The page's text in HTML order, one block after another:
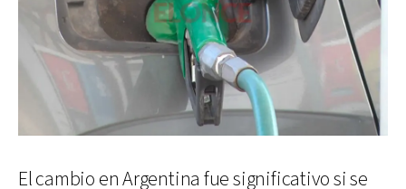
El cambio en Argentina fue significativo si se